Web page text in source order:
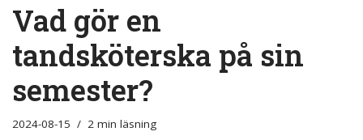
Vad gör en
tandsköterska på sin
semester?
2024-08-15 2 min läsning